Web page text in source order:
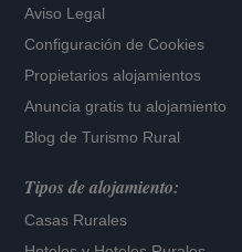
Aviso Legal
Configuración de Cookies
Propietarios alojamientos
Anuncia gratis tu alojamiento
Blog de Turismo Rural
Tipos de alojamiento:
Casas Rurales